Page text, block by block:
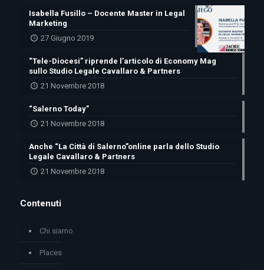
Isabella Fusillo – Docente Master in Legal
Marketing
27 Giugno 2019
“Tele-Diocesi” riprende l’articolo di Economy Mag
sullo Studio Legale Cavallaro & Partners
21 Novembre 2018
“Salerno Today”
21 Novembre 2018
Anche “La Città di Salerno”online parla dello Studio
Legale Cavallaro & Partners
21 Novembre 2018
Contenuti
Chi siamo
Places